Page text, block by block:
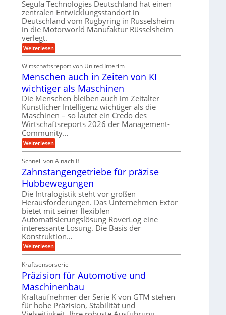
u
c
h
m
e
h
r
e
m
p
o
u
n
d
w
e
i
g
e
r
B
ü
r
o
k
r
a
t
i
n
b
u
n
H
y
d
r
a
u
l
i
k
i
m
e
r
g
l
e
i
c
h
t
o
f
f
-
e
l
l
s
h
u
t
z
s
c
h
l
ä
u
c
h
e
i
2
2
V
a
r
i
a
n
t
e
n
Segula Technologies Deutschland hat einen
zentralen Entwicklungsstandort in
Deutschland vom Rugbyring in Rüsselsheim
in die Motorworld Manufaktur Rüsselsheim
verlegt.
Weiterlesen:
S
g
u
l
a
T
e
c
h
n
o
l
o
g
i
s
b
e
z
i
e
h
t
n
e
u
e
S
t
a
n
d
o
r
Wirtschaftsreport von United Interim
Menschen auch in Zeiten von KI
wichtiger als Maschinen
Die Menschen bleiben auch im Zeitalter
Künstlicher Intelligenz wichtiger als die
Maschinen – so lautet ein Credo des
Wirtschaftsreports 2026 der Management-
Community…
Weiterlesen:
M
n
s
c
h
e
n
a
u
c
h
i
n
Z
e
i
e
n
v
o
n
K
Schnell von A nach B
Zahnstangengetriebe für präzise
Hubbewegungen
Die Intralogistik steht vor großen
Herausforderungen. Das Unternehmen Extor
bietet mit seiner flexiblen
Automatisierungslösung RoverLog eine
interessante Lösung. Die Basis der
Konstruktion…
Weiterlesen:
Z
h
n
s
t
a
n
g
Kraftsensorserie
Präzision für Automotive und
Maschinenbau
Kraftaufnehmer der Serie K von GTM stehen
für hohe Präzision, Stabilität und